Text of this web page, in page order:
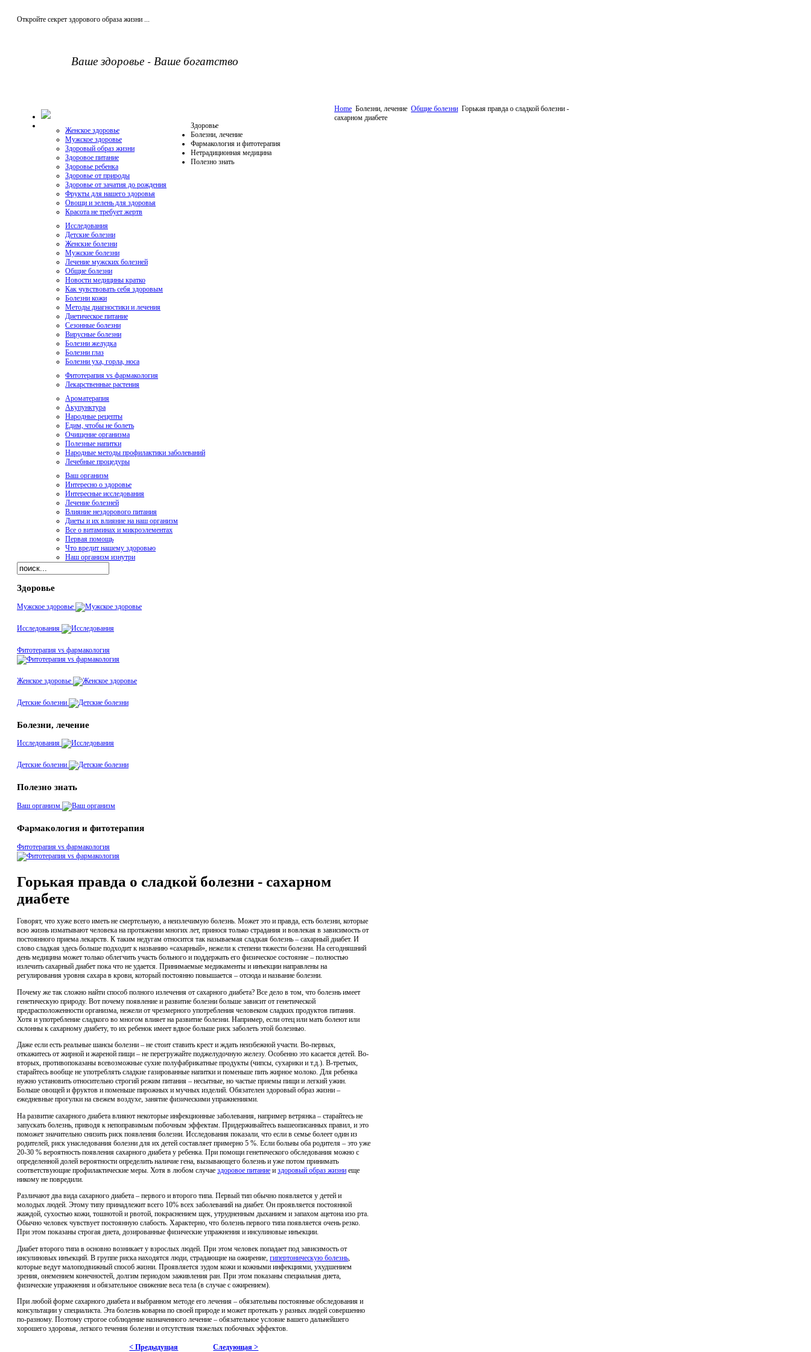
Откройте секрет здорового образа жизни ...
Ваше здоровье - Ваше богатство
Здоровье
Женское здоровье
Мужское здоровье
Здоровый образ жизни
Здоровое питание
Здоровье ребенка
Здоровье от природы
Здоровье от зачатия до рождения
Фрукты для нашего здоровья
Овощи и зелень для здоровья
Красота не требует жертв
Болезни, лечение
Исследования
Детские болезни
Женские болезни
Мужские болезни
Лечение мужских болезней
Общие болезни
Новости медицины кратко
Как чувствовать себя здоровым
Болезни кожи
Методы диагностики и лечения
Диетическое питание
Сезонные болезни
Вирусные болезни
Болезни желудка
Болезни глаз
Болезни уха, горла, носа
Фармакология и фитотерапия
Фитотерапия vs фармакология
Лекарственные растения
Нетрадиционная медицина
Ароматерапия
Акупунктура
Народные рецепты
Едим, чтобы не болеть
Очищение организма
Полезные напитки
Народные методы профилактики заболеваний
Лечебные процедуры
Полезно знать
Ваш организм
Интересно о здоровье
Интересные исследования
Лечение болезней
Влияние нездорового питания
Диеты и их влияние на наш организм
Все о витаминах и микроэлементах
Первая помощь
Что вредит нашему здоровью
Наш организм изнутри
Home Болезни, лечение Общие болезни Горькая правда о сладкой болезни -
сахарном диабете
Здоровье
Мужское здоровье
Исследования
Фитотерапия vs фармакология
Женское здоровье
Детские болезни
Болезни, лечение
Исследования
Детские болезни
Полезно знать
Ваш организм
Фармакология и фитотерапия
Фитотерапия vs фармакология
Горькая правда о сладкой болезни - сахарном
диабете
Говорят, что хуже всего иметь не смертельную, а неизлечимую болезнь. Может это и правда, есть болезни, которые
всю жизнь изматывают человека на протяжении многих лет, принося только страдания и вовлекая в зависимость от
постоянного приема лекарств. К таким недугам относится так называемая сладкая болезнь – сахарный диабет. И
слово сладкая здесь больше подходит к названию «сахарный», нежели к степени тяжести болезни. На сегодняшний
день медицина может только облегчить участь больного и поддержать его физическое состояние – полностью
излечить сахарный диабет пока что не удается. Принимаемые медикаменты и инъекции направлены на
регулирования уровня сахара в крови, который постоянно повышается – отсюда и название болезни.
Почему же так сложно найти способ полного излечения от сахарного диабета? Все дело в том, что болезнь имеет
генетическую природу. Вот почему появление и развитие болезни больше зависит от генетической
предрасположенности организма, нежели от чрезмерного употребления человеком сладких продуктов питания.
Хотя и употребление сладкого во многом влияет на развитие болезни. Например, если отец или мать болеют или
склонны к сахарному диабету, то их ребенок имеет вдвое больше риск заболеть этой болезнью.
Даже если есть реальные шансы болезни – не стоит ставить крест и ждать неизбежной участи. Во-первых,
откажитесь от жирной и жареной пищи – не перегружайте поджелудочную железу. Особенно это касается детей. Во-
вторых, противопоказаны всевозможные сухие полуфабрикатные продукты (чипсы, сухарики и т.д.). В-третьих,
старайтесь вообще не употреблять сладкие газированные напитки и поменьше пить жирное молоко. Для ребенка
нужно установить относительно строгий режим питания – несытные, но частые приемы пищи и легкий ужин.
Больше овощей и фруктов и поменьше пирожных и мучных изделий. Обязателен здоровый образ жизни –
ежедневные прогулки на свежем воздухе, занятие физическими упражнениями.
На развитие сахарного диабета влияют некоторые инфекционные заболевания, например ветрянка – старайтесь не
запускать болезнь, приводя к непоправимым побочным эффектам. Придерживайтесь вышеописанных правил, и это
поможет значительно снизить риск появления болезни. Исследования показали, что если в семье болеет один из
родителей, риск унаследования болезни для их детей составляет примерно 5 %. Если больны оба родителя – это уже
20-30 % вероятность появления сахарного диабета у ребенка. При помощи генетического обследования можно с
определенной долей вероятности определить наличие гена, вызывающего болезнь и уже потом принимать
соответствующие профилактические меры. Хотя в любом случае здоровое питание и здоровый образ жизни еще
никому не повредили.
Различают два вида сахарного диабета – первого и второго типа. Первый тип обычно появляется у детей и
молодых людей. Этому типу принадлежит всего 10% всех заболеваний на диабет. Он проявляется постоянной
жаждой, сухостью кожи, тошнотой и рвотой, покраснением щек, утрудненным дыханием и запахом ацетона изо рта.
Обычно человек чувствует постоянную слабость. Характерно, что болезнь первого типа появляется очень резко.
При этом показаны строгая диета, дозированные физические упражнения и инсулиновые инъекции.
Диабет второго типа в основно возникает у взрослых людей. При этом человек попадает под зависимость от
инсулиновых инъекций. В группе риска находятся люди, страдающие на ожирение, гипертоническую болезнь
которые ведут малоподвижный способ жизни. Проявляется зудом кожи и кожными инфекциями, ухудшением
зрения, онемением конечностей, долгим периодом заживления ран. При этом показаны специальная диета,
физические упражнения и обязательное снижение веса тела (в случае с ожирением).
При любой форме сахарного диабета и выбранном методе его лечения – обязательны постоянные обследования и
консультации у специалиста. Эта болезнь коварна по своей природе и может протекать у разных людей совершенно
по-разному. Поэтому строгое соблюдение назначенного лечение – обязательное условие вашего дальнейшего
хорошего здоровья, легкого течения болезни и отсутствия тяжелых побочных эффектов.
< Предыдущая Следующая >